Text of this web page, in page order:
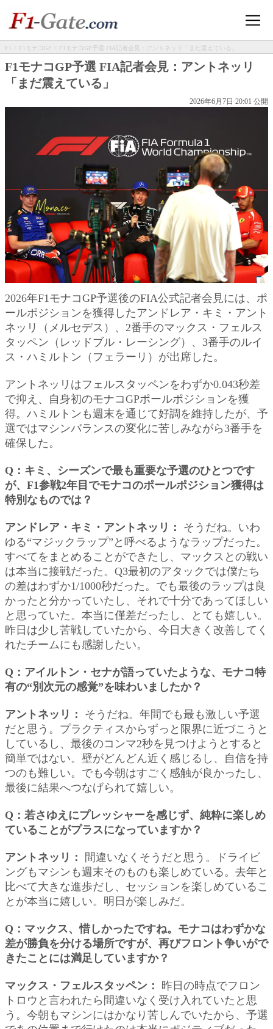
F1 > F1モナコGP > F1モナコGP予選 FIA記者会見：アントネッリ「まだ震えている」
F1モナコGP予選 FIA記者会見：アントネッリ
「まだ震えている」
2026年6月7日 20:01 公開
2026年F1モナコGP予選後のFIA公式記者会見には、ポ
ールポジションを獲得したアンドレア・キミ・アント
ネッリ（メルセデス）、2番手のマックス・フェルス
タッペン（レッドブル・レーシング）、3番手のルイ
ス・ハミルトン（フェラーリ）が出席した。
アントネッリはフェルスタッペンをわずか0.043秒差
で抑え、自身初のモナコGPポールポジションを獲
得。ハミルトンも週末を通じて好調を維持したが、予
選ではマシンバランスの変化に苦しみながら3番手を
確保した。
Q：キミ、シーズンで最も重要な予選のひとつです
が、F1参戦2年目でモナコのポールポジション獲得は
特別なものでは？
アンドレア・キミ・アントネッリ：
そうだね。いわ
ゆる“マジックラップ”と呼べるようなラップだった。
すべてをまとめることができたし、マックスとの戦い
は本当に接戦だった。Q3最初のアタックでは僕たち
の差はわずか1/1000秒だった。でも最後のラップは良
かったと分かっていたし、それで十分であってほしい
と思っていた。本当に僅差だったし、とても嬉しい。
昨日は少し苦戦していたから、今日大きく改善してく
れたチームにも感謝したい。
Q：アイルトン・セナが語っていたような、モナコ特
有の“別次元の感覚”を味わいましたか？
アントネッリ：
そうだね。年間でも最も激しい予選
だと思う。プラクティスからずっと限界に近づこうと
しているし、最後のコンマ2秒を見つけようとすると
簡単ではない。壁がどんどん近く感じるし、自信を持
つのも難しい。でも今朝はすごく感触が良かったし、
最後に結果へつなげられて嬉しい。
Q：若さゆえにプレッシャーを感じず、純粋に楽しめ
ていることがプラスになっていますか？
アントネッリ：
間違いなくそうだと思う。ドライビ
ングもマシンも週末そのものも楽しめている。去年と
比べて大きな進歩だし、セッションを楽しめているこ
とが本当に嬉しい。明日が楽しみだ。
Q：マックス、惜しかったですね。モナコはわずかな
差が勝負を分ける場所ですが、再びフロント争いがで
きたことには満足していますか？
マックス・フェルスタッペン：
昨日の時点でフロン
トロウと言われたら間違いなく受け入れていたと思
う。今朝もマシンにはかなり苦しんでいたから、予選